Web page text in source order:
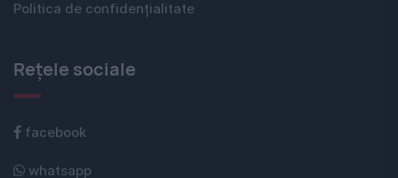
Politica de confidențialitate
Rețele sociale
facebook
whatsapp